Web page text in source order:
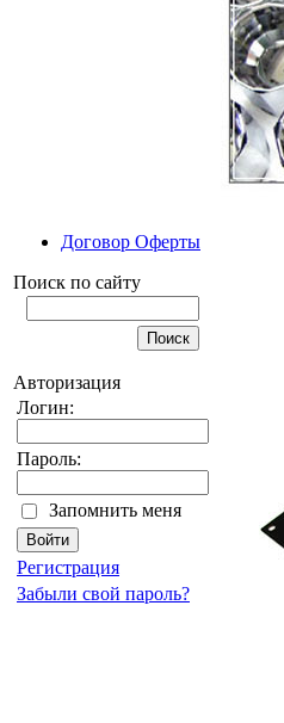
Договор Оферты
Поиск по сайту
Авторизация
Логин:
Пароль:
Запомнить меня
Регистрация
Забыли свой пароль?